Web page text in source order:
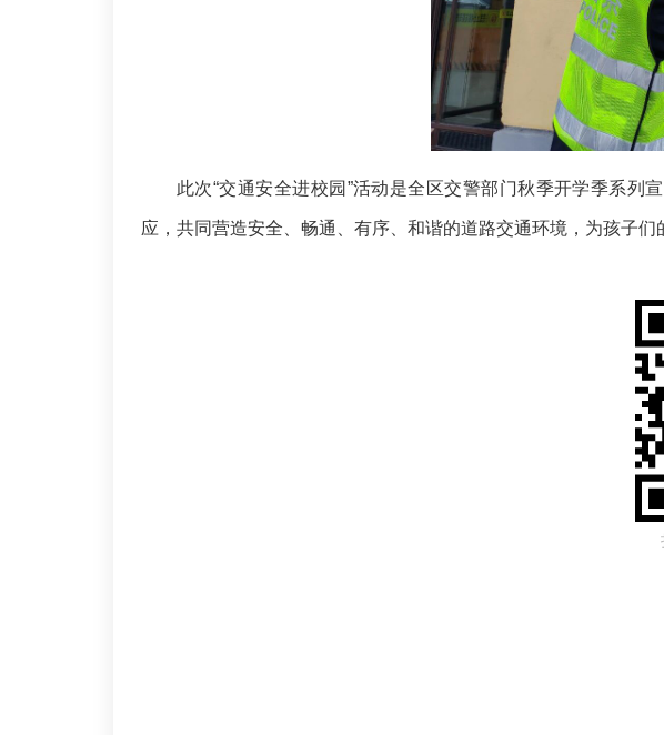
此次“交通安全进校园”活动是全区交警部门秋季开学季系列
应，共同营造安全、畅通、有序、和谐的道路交通环境，为孩子们